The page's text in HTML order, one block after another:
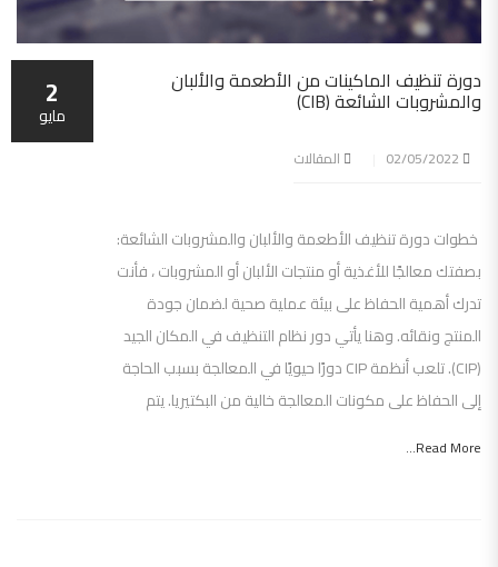
دورة تنظيف الماكينات من الأطعمة والألبان
والمشروبات الشائعة (CIB)
المقالات
خطوات دورة تنظيف الأطعمة والألبان والمشروبات الشائعة:
بصفتك معالجًا للأغذية أو منتجات الألبان أو المشروبات ، فأنت
تدرك أهمية الحفاظ على بيئة عملية صحية لضمان جودة
المنتج ونقائه. وهنا يأتي دور نظام التنظيف في المكان الجيد
(CIP). تلعب أنظمة CIP دورًا حيويًا في المعالجة بسبب الحاجة
إلى الحفاظ على مكونات المعالجة خالية من البكتيريا. يتم
Read More...
2
مايو